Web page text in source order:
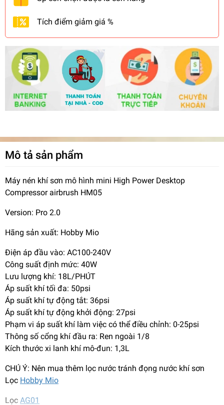
Tích điểm giảm giá %
Mô tả sản phẩm
Máy nén khí sơn mô hình mini High Power Desktop
Compressor airbrush HM05
Version: Pro 2.0
Hãng sản xuất: Hobby Mio
Điện áp đầu vào: AC100-240V
Công suất định mức: 40W
Lưu lượng khí: 18L/PHÚT
Áp suất khí tối đa: 50psi
Áp suất khí tự động tắt: 36psi
Áp suất khí tự động khởi động: 27psi
Phạm vi áp suất khí làm việc có thể điều chỉnh: 0-25psi
Thông số cổng khí đầu ra: Ren ngoài 1/8
Kích thước xi lanh khí mô-đun: 1,3L
CHÚ Ý: Nên mua thêm lọc nước tránh đọng nước khí sơn
Lọc Hobby Mio
Lọc AG01